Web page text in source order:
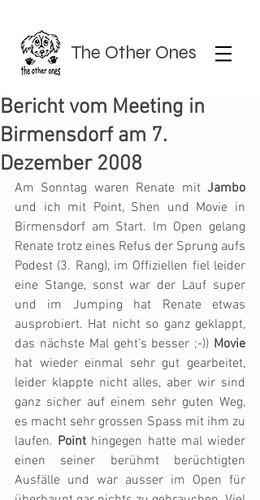
The Other Ones
Bericht vom Meeting in
Birmensdorf am 7.
Dezember 2008
Am Sonntag waren Renate mit Jambo
und ich mit Point, Shen und Movie in
Birmensdorf am Start. Im Open gelang
Renate trotz eines Refus der Sprung aufs
Podest (3. Rang), im Offiziellen fiel leider
eine Stange, sonst war der Lauf super
und im Jumping hat Renate etwas
ausprobiert. Hat nicht so ganz geklappt,
das nächste Mal geht’s besser ;-)) Movie
hat wieder einmal sehr gut gearbeitet,
leider klappte nicht alles, aber wir sind
ganz sicher auf einem sehr guten Weg,
es macht sehr grossen Spass mit ihm zu
laufen. Point hingegen hatte mal wieder
einen seiner berühmt berüchtigten
Ausfälle und war ausser im Open für